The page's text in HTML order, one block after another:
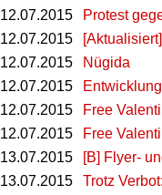
12.07.2015
Protest
12.07.2015
12.07.2015
Nügida
12.07.2015
12.07.2015
Free
12.07.2015
Free
13.07.2015
[B] Flyer-
13.07.2015 Trotz